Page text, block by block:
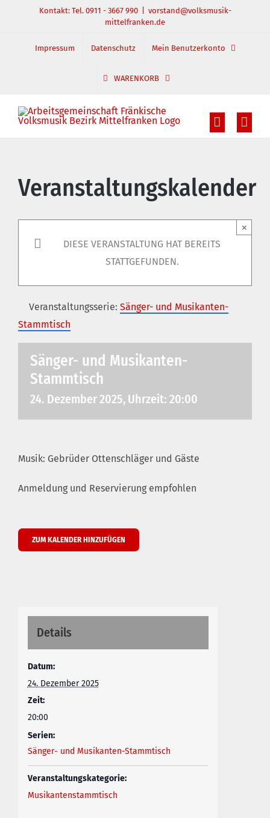
springen
Kontakt: Tel. 0911 - 3667 990
vorstand@volksmusik-
mittelfranken.de
Impressum Datenschutz Mein Benutzerkonto
WARENKORB
Veranstaltungskalender
DIESE VERANSTALTUNG HAT BEREITS
STATTGEFUNDEN.
×
Veranstaltungsserie: Sänger- und Musikanten-
Stammtisch
Sänger- und Musikanten-
Stammtisch
24. Dezember 2025, Uhrzeit: 20:00
Musik: Gebrüder Ottenschläger und Gäste
Anmeldung und Reservierung empfohlen
ZUM KALENDER HINZUFÜGEN
Details
Datum:
24. Dezember 2025
Zeit:
20:00
Serien:
Sänger- und Musikanten-Stammtisch
Veranstaltungskategorie:
Musikantenstammtisch